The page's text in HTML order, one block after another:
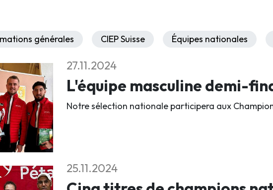
générales CIEP Suisse Équipes nationales
27.11.2024
L'équipe masculine demi-
Notre sélection nationale participera aux
25.11.2024